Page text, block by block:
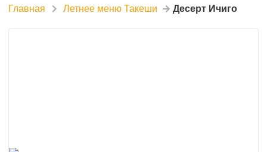
Главная Летнее меню Такеши Десерт Ичиго